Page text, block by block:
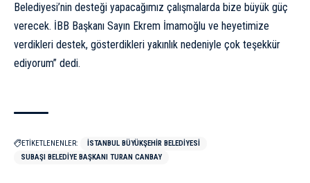
Belediyesi’nin desteği yapacağımız çalışmalarda bize büyük güç
verecek. İBB Başkanı Sayın Ekrem İmamoğlu ve heyetimize
verdikleri destek, gösterdikleri yakınlık nedeniyle çok teşekkür
ediyorum” dedi.
ETİKETLENENLER:
İSTANBUL BÜYÜKŞEHIR BELEDIYESI
SUBAŞI BELEDIYE BAŞKANI TURAN CANBAY